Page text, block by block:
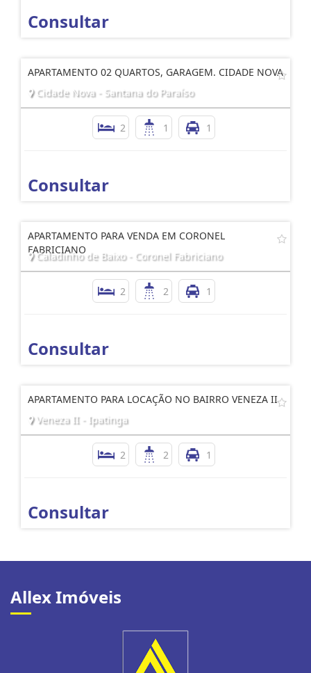
Consultar
APARTAMENTO 02 QUARTOS, GARAGEM. CIDADE NOVA
Cidade Nova - Santana do Paraíso
2 1 1
Consultar
APARTAMENTO PARA VENDA EM CORONEL
FABRICIANO
Caladinho de Baixo - Coronel Fabriciano
2 2 1
Consultar
APARTAMENTO PARA LOCAÇÃO NO BAIRRO VENEZA II
Veneza II - Ipatinga
2 2 1
Consultar
Allex Imóveis